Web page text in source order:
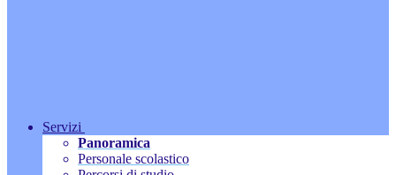
Servizi
Panoramica
Personale scolastico